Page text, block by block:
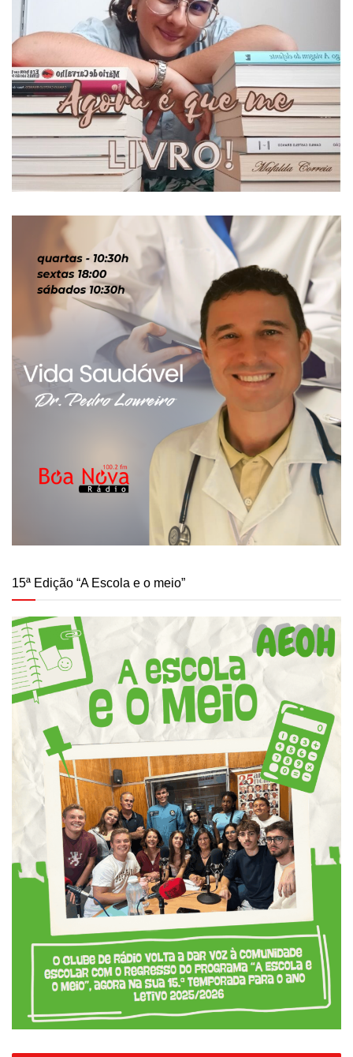
15ª Edição “A Escola e o meio”